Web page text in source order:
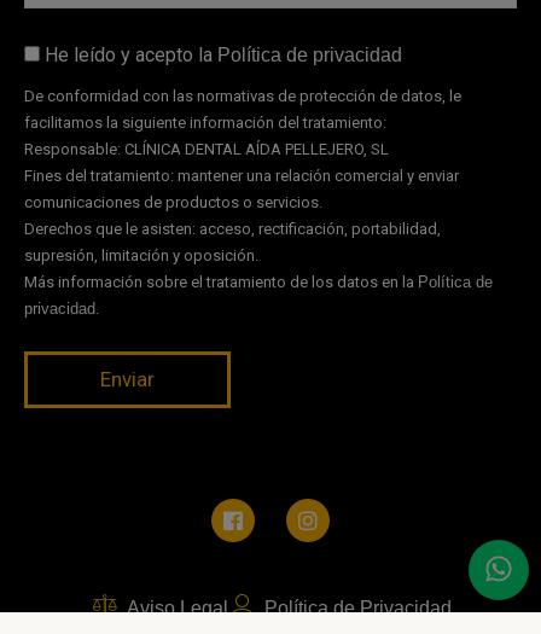
He leído y acepto la Política de privacidad
De conformidad con las normativas de protección de datos, le
facilitamos la siguiente información del tratamiento:
Responsable: CLÍNICA DENTAL AÍDA PELLEJERO, SL
Fines del tratamiento: mantener una relación comercial y enviar
comunicaciones de productos o servicios.
Derechos que le asisten: acceso, rectificación, portabilidad,
supresión, limitación y oposición.
Más información sobre el tratamiento de los datos en la Política de
privacidad
Aviso Legal
Política de Privacidad